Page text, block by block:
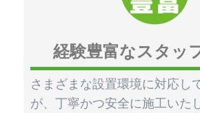
経験豊富なスタッ
さまざまな設置環境に対応し
が、丁寧かつ安全に施工いた